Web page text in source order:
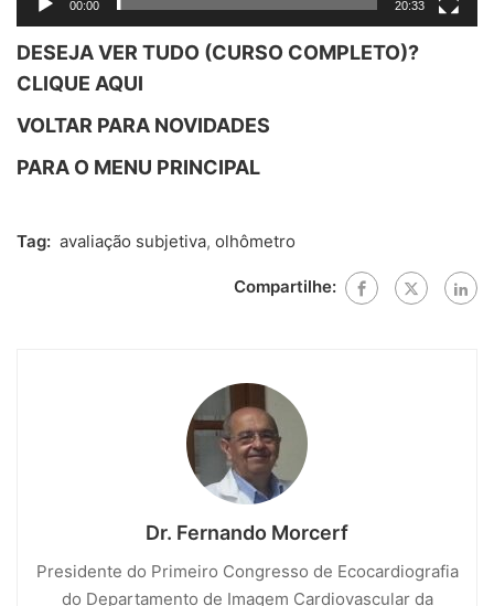
00:00 20:33
DESEJA VER TUDO (CURSO COMPLETO)?
CLIQUE AQUI
VOLTAR PARA NOVIDADES
PARA O MENU PRINCIPAL
Tag: avaliação subjetiva, olhômetro
Compartilhe:
Dr. Fernando Morcerf
Presidente do Primeiro Congresso de Ecocardiografia
do Departamento de Imagem Cardiovascular da